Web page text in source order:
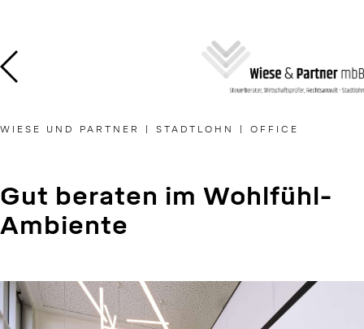
content
WIESE UND PARTNER | STADTLOHN | OFFICE
Gut beraten im Wohlfühl-
Ambiente